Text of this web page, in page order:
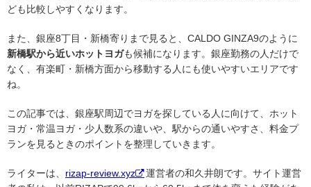
ども比較しやすくなります。
また、銀座8丁目・新橋寄りまで見ると、CALDO GINZA9のように
新橋駅から近いホットヨガも候補になります。銀座勤務の人だけで
なく、有楽町・新橋方面から移動する人にも使いやすいエリアです
ね。
この記事では、銀座駅周辺でヨガを探している人に向けて、ホット
ヨガ・常温ヨガ・少人数系の違いや、駅からの通いやすさ、料金プ
ランを見るときのポイントを整理していきます。
ライターは、 rizap-review.xyz
運営者の和久井朗です。サイト運営